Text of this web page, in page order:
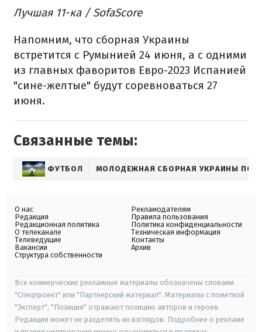
Лучшая 11-ка / SofaScore
Напомним, что сборная Украины
встретится с Румынией 24 июня, а с одними
из главных фаворитов Евро-2023 Испанией
"сине-желтые" будут соревноваться 27
июня.
Связанные темы:
ФУТБОЛ МОЛОДЕЖНАЯ СБОРНАЯ УКРАИНЫ ПО
О нас
Редакция
Редакционная политика
О телеканале
Телеведущие
Вакансии
Структура собственности
Рекламодателям
Правила пользования
Политика конфиденциальности
Техническая информация
Контакты
Архив
Все коммерческие рекламные материалы обозначены словами
"Спецпроект" или "Партнерский материал". Материалы с пометкой
"Эксперт", "Позиция" отражают позицию авторов и героев.
Редакция может не разделять их взглядов. Подробнее о рекламе